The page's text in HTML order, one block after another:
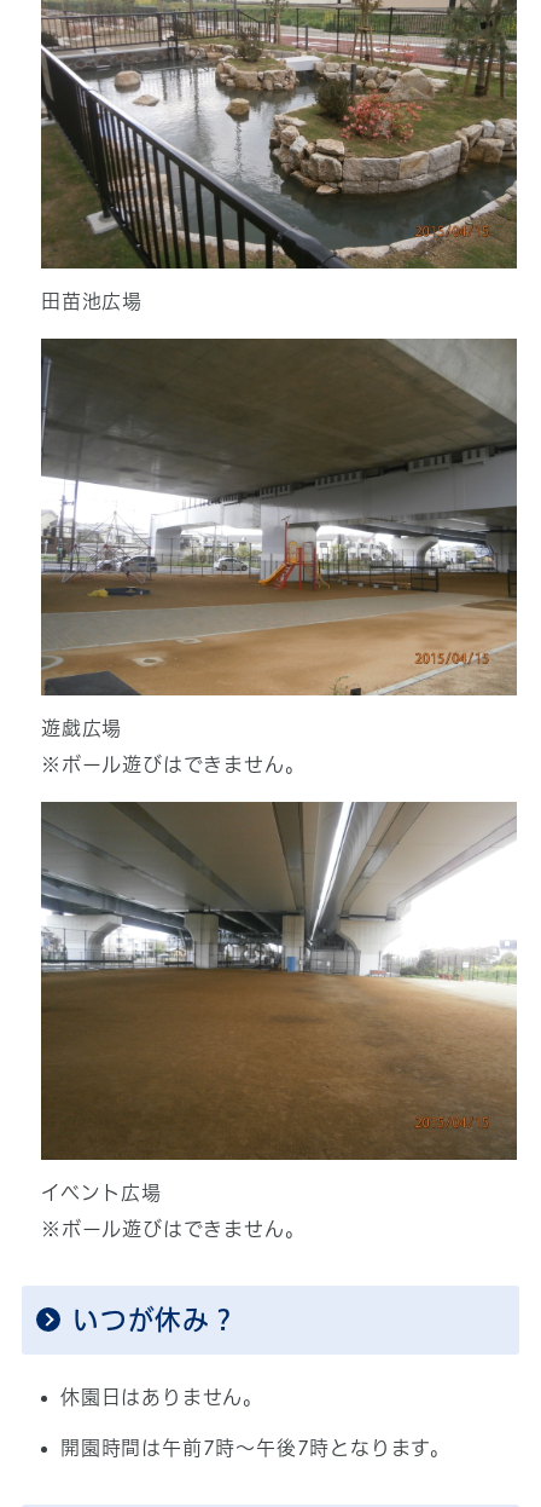
田苗池広場
遊戯広場
※ボール遊びはできません。
イベント広場
※ボール遊びはできません。
いつが休み？
休園日はありません。
開園時間は午前7時～午後7時となります。